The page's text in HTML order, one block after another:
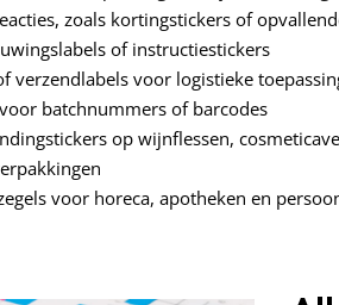
zoals kortingstickers of
of instructiestickers
verzendlabels voor logistieke
batchnummers of barcodes
op wijnflessen,
voor horeca, apotheken en